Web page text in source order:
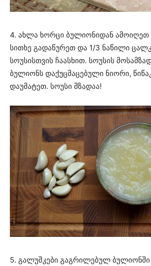
4. ახლა ხორცი ბულიონიდან
სითხე გადაწურეთ და 1/3 ნაწილი
სოუსისთვის ჩაასხით. სოუსის
ბულიონს დაქუცმაცებული ნიორი,
დაუმატეთ. სოუსი მზადაა!
5. გალუშკები გაგრილებულ